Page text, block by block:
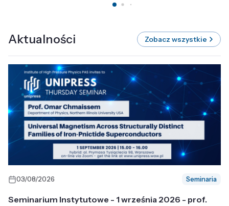
Aktualności Zobacz wszystkie
03/08/2026 Seminaria
Seminarium Instytutowe - 1 września 2026 - prof.